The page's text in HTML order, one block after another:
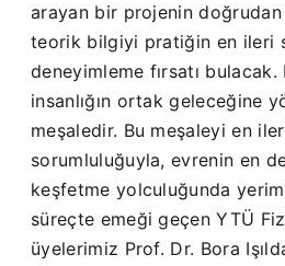
arayan bir projenin
teorik bilgiyi pratiğin en ileri
deneyimleme fırsatı
insanlığın ortak geleceğine
meşaledir. Bu meşaleyi en
sorumluluğuyla, evrenin en
keşfetme yolculuğunda
süreçte emeği geçen YTÜ
üyelerimiz Prof. Dr. Bora